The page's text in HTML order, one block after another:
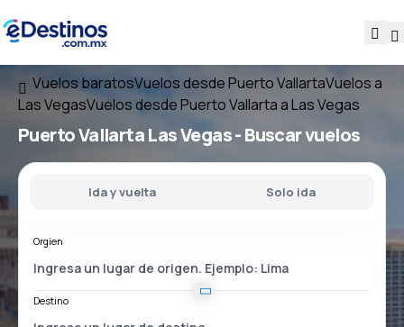
Vuelos baratosVuelos desde Puerto VallartaVuelos a
Las VegasVuelos desde Puerto Vallarta a Las Vegas
Puerto Vallarta Las Vegas- Buscar vuelos
Ida y vuelta Solo ida
Orgien
Destino